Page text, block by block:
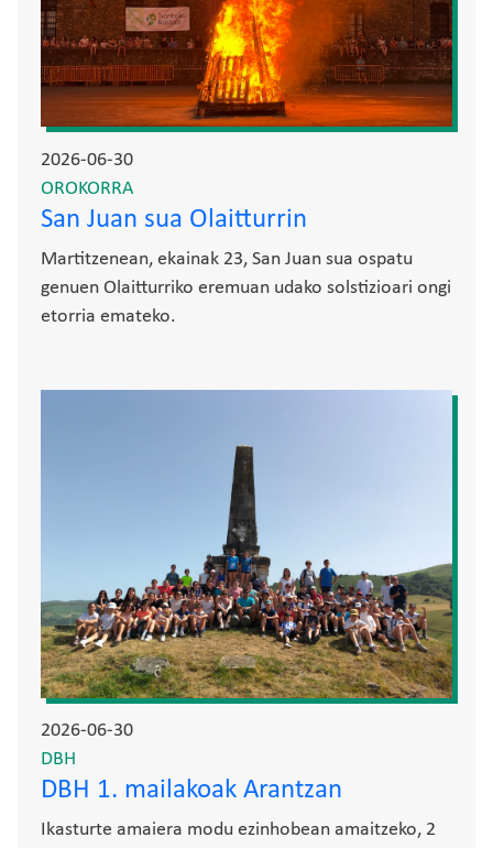
2026-06-30
OROKORRA
San Juan sua Olaitturrin
Martitzenean, ekainak 23, San Juan sua ospatu
genuen Olaitturriko eremuan udako solstizioari ongi
etorria emateko.
2026-06-30
DBH
DBH 1. mailakoak Arantzan
Ikasturte amaiera modu ezinhobean amaitzeko, 2